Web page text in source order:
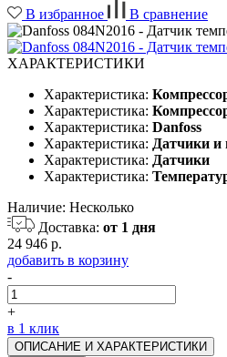
В избранное В сравнение
ХАРАКТЕРИСТИКИ
Характеристика:
Характеристика:
Характеристика: Danfoss
Характеристика: Датчики и
Характеристика: Датчики
Характеристика:
Наличие: Несколько
Доставка: от 1 дня
24 946 р.
добавить в корзину
-
+
в 1 клик
ОПИСАНИЕ И ХАРАКТЕРИСТИКИ